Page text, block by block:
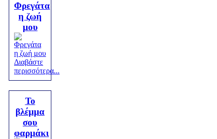
Φρεγάτα
η ζωή
μου
Διαβάστε
περισσότερα...
Το
βλέμμα
σου
φαρμάκι